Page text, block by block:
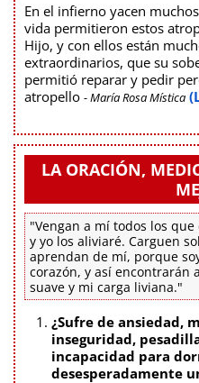
En el infierno yacen
vida permitieron estos
Hijo, y con ellos están
extraordinarios, que su
permitió reparar y pedir
atropello - María Rosa Mística
LA ORACIÓN,
"Vengan a mí todos los
y yo los aliviaré. Carguen
aprendan de mí, porque
corazón, y así encontrarán
suave y mi carga liviana."
¿Sufre de ansiedad,
inseguridad,
incapacidad para
desesperadamente